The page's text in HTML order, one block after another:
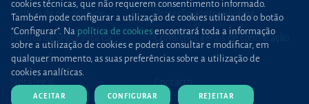
Política de privacidade Proteção contraphishing
Política de Segurança da
Informação
Condições gerais de contratação
Nota legal Contacto
cookies técnicas, que não requerem consentimento informado.
Também pode configurar a utilização de cookies utilizando o botão
“Configurar”. Na política de cookies encontrará toda a informação
sobre a utilização de cookies e poderá consultar e modificar, em
qualquer momento, as suas preferências sobre a utilização de
cookies analíticas.
ACEITAR CONFIGURAR REJEITAR